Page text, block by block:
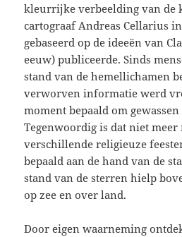
kleurrijke verbeelding van de
cartograaf Andreas Cellarius
gebaseerd op de ideeën van
eeuw) publiceerde. Sinds
stand van de hemellichamen
verworven informatie werd
moment bepaald om gewassen
Tegenwoordig is dat niet meer
verschillende religieuze
bepaald aan de hand van de
stand van de sterren hielp
op zee en over land.
Door eigen waarneming